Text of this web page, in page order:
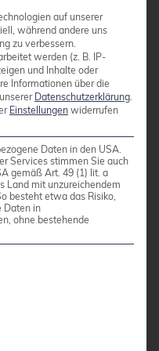
Allee 23
auf unserer
während andere uns
zu verbessern.
werden (z. B. IP-
und Inhalte oder
Informationen über die
Datenschutzerklärung.
Einstellungen widerrufen
Daten in den USA.
Services stimmen Sie auch
gemäß Art. 49 (1) lit. a
Land mit unzureichendem
besteht etwa das Risiko,
Daten in
ohne bestehende
groups for